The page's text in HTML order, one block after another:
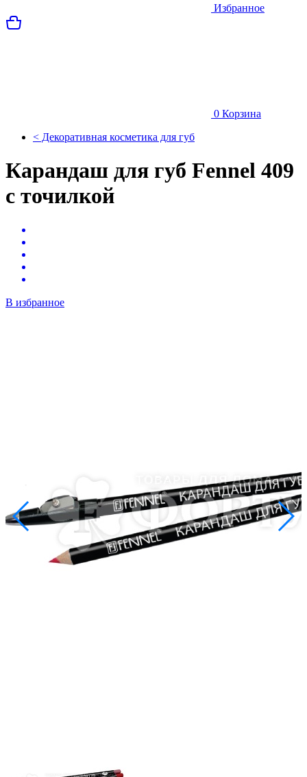
Избранное
0 Корзина
< Декоративная косметика для губ
Карандаш для губ Fennel 409
с точилкой
В избранное